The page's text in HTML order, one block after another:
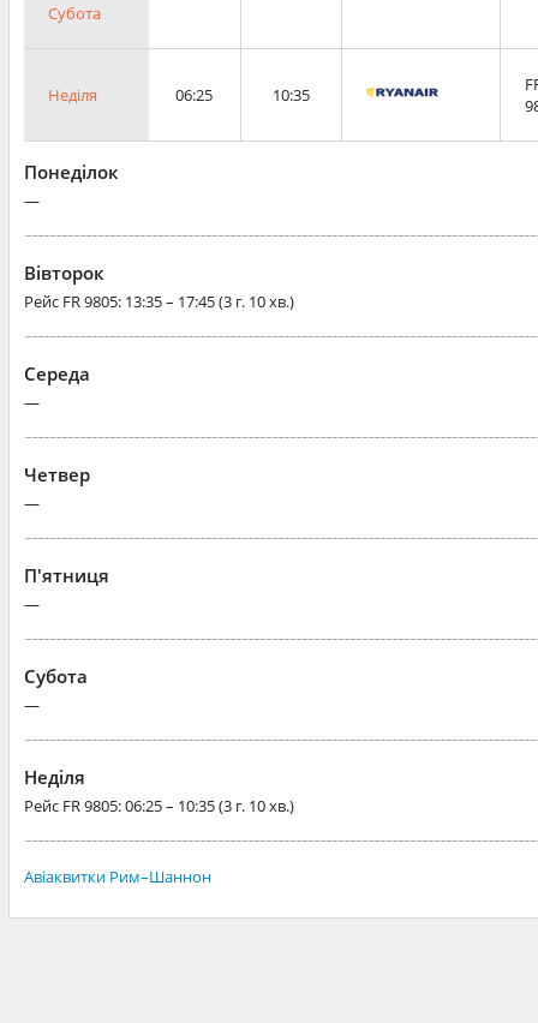
Субота
Неділя 06:25 10:35
Понеділок
—
Вівторок
Рейс FR 9805: 13:35 – 17:45 (3 г. 10 хв.)
Середа
—
Четвер
—
П'ятниця
—
Субота
—
Неділя
Рейс FR 9805: 06:25 – 10:35 (3 г. 10 хв.)
Авіаквитки Рим–Шаннон